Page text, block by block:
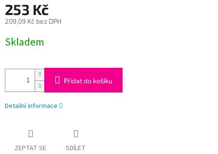
253 Kč
209,09 Kč bez DPH
cena:
Skladem
Přidat do košíku
Detailní informace
ZEPTAT SE SDÍLET